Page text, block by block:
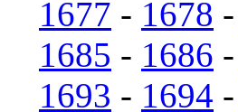
1677 - 1678 -
1685 - 1686 -
1693 - 1694 -